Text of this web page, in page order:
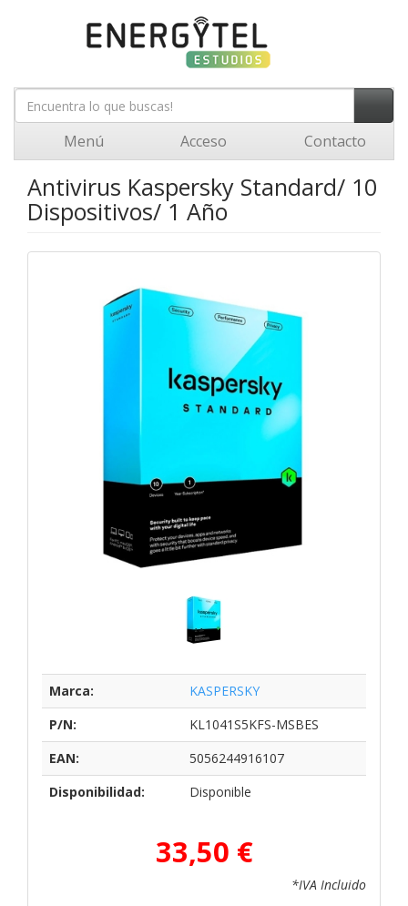
Menú Acceso Contacto
Antivirus Kaspersky Standard/ 10
Dispositivos/ 1 Año
Marca:
KASPERSKY
P/N:
KL1041S5KFS-MSBES
EAN:
5056244916107
Disponibilidad:
Disponible
33,50 €
*IVA Incluido